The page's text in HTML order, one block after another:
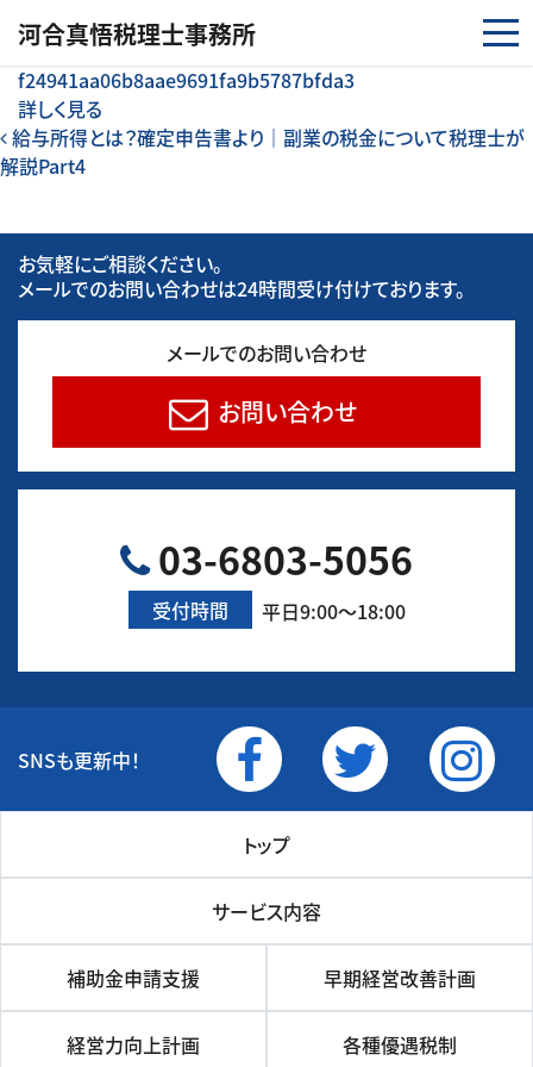
河合真悟税理⼠事務所
f24941aa06b8aae9691fa9b5787bfda3
詳しく見る
投稿ナビゲーション
給与所得とは？確定申告書より｜副業の税金について税理士が
解説Part4
お気軽にご相談ください。
メールでのお問い合わせは24時間受け付けております。
メールでのお問い合わせ
お問い合わせ
03-6803-5056
受付時間 平日9:00～18:00
SNSも更新中！
トップ
サービス内容
補助金申請支援 早期経営改善計画
経営力向上計画 各種優遇税制